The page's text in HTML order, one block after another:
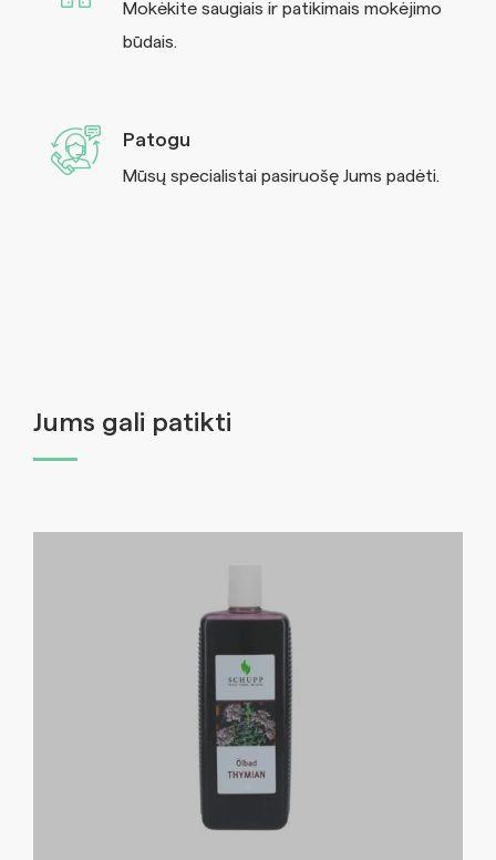
Mokėkite saugiais ir patikimais mokėjimo
būdais.
Patogu
Mūsų specialistai pasiruošę Jums padėti.
Jums gali patikti